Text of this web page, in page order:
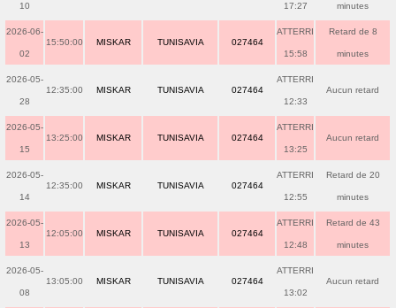
10 17:27 minutes
2026-06-
02
15:50:00 MISKAR TUNISAVIA 027464
ATTERRI
15:58
Retard de 8
minutes
2026-05-
28
12:35:00 MISKAR TUNISAVIA 027464
ATTERRI
12:33
Aucun retard
2026-05-
15
13:25:00 MISKAR TUNISAVIA 027464
ATTERRI
13:25
Aucun retard
2026-05-
14
12:35:00 MISKAR TUNISAVIA 027464
ATTERRI
12:55
Retard de 20
minutes
2026-05-
13
12:05:00 MISKAR TUNISAVIA 027464
ATTERRI
12:48
Retard de 43
minutes
2026-05-
08
13:05:00 MISKAR TUNISAVIA 027464
ATTERRI
13:02
Aucun retard